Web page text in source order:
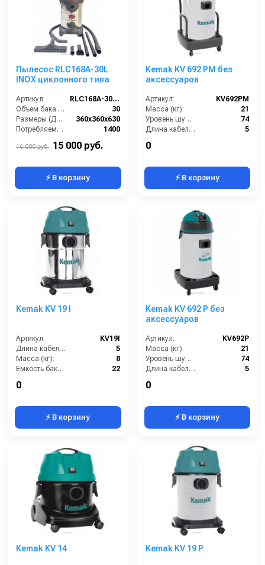
Пылесос RLC168A-30L
INOX циклонного типа
Артикул:
RLC168A-30L INOX
Объем бака (л):
30
Размеры (ДхШхВ):
360x360x630
Потребляемая мощность (Вт):
1400
16 000 руб. 15 000 руб.
⚡ В корзину
Kemak KV 692 PM без
аксессуаров
Артикул:
KV692PM
Масса (кг):
21
Уровень шума (дБ):
74
Длина кабеля (м):
5
0
⚡ В корзину
Kemak KV 19 I
Артикул:
KV19I
Длина кабеля (м):
5
Масса (кг):
8
Емкость бака для мусора (л):
22
0
⚡ В корзину
Kemak KV 692 P без
аксессуаров
Артикул:
KV692P
Масса (кг):
21
Уровень шума (дБ):
74
Длина кабеля (м):
5
0
⚡ В корзину
Kemak KV 14 Kemak KV 19 P